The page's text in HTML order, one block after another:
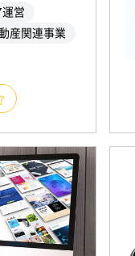
運営
産関連事業